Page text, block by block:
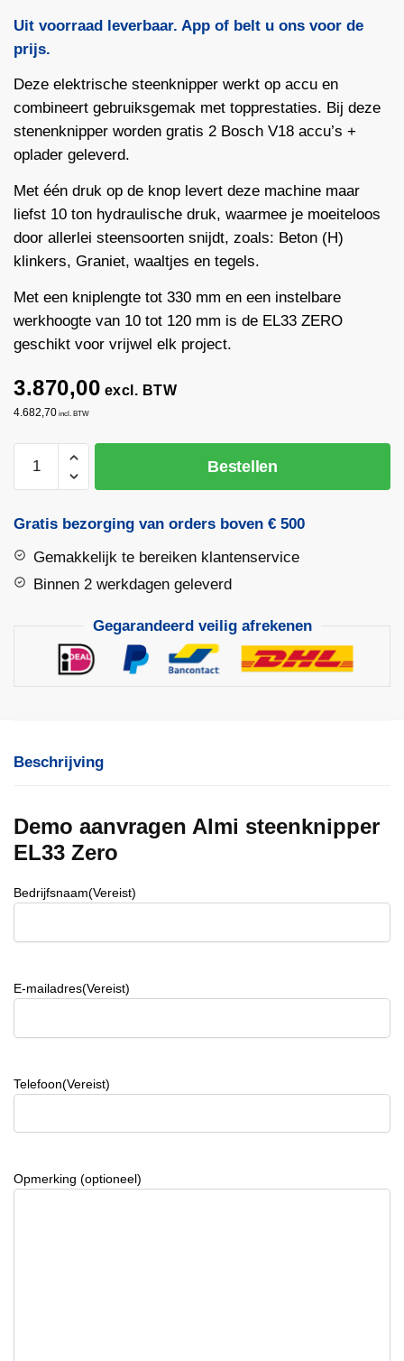
Uit voorraad leverbaar. App of belt u ons voor de
prijs.
Deze elektrische steenknipper werkt op accu en
combineert gebruiksgemak met topprestaties. Bij deze
stenenknipper worden gratis 2 Bosch V18 accu’s +
oplader geleverd.
Met één druk op de knop levert deze machine maar
liefst 10 ton hydraulische druk, waarmee je moeiteloos
door allerlei steensoorten snijdt, zoals: Beton (H)
klinkers, Graniet, waaltjes en tegels.
Met een kniplengte tot 330 mm en een instelbare
werkhoogte van 10 tot 120 mm is de EL33 ZERO
geschikt voor vrijwel elk project.
3.870,00 excl. BTW
4.682,70 incl. BTW
steenknipper
EL33
aantal
Bestellen
Gratis bezorging van orders boven € 500
Gemakkelijk te bereiken klantenservice
Binnen 2 werkdagen geleverd
Gegarandeerd veilig afrekenen
Beschrijving
Demo aanvragen Almi steenknipper
EL33 Zero
Bedrijfsnaam(Vereist)
E-mailadres(Vereist)
Telefoon(Vereist)
Opmerking (optioneel)